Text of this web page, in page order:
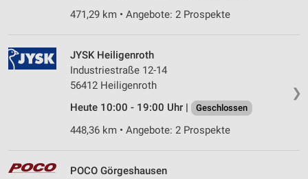
471,29 km • Angebote: 2 Prospekte
❯
JYSK Heiligenroth
Industriestraße 12-14
56412 Heiligenroth
Heute 10:00 - 19:00 Uhr |
Geschlossen
448,36 km • Angebote: 2 Prospekte
POCO Görgeshausen